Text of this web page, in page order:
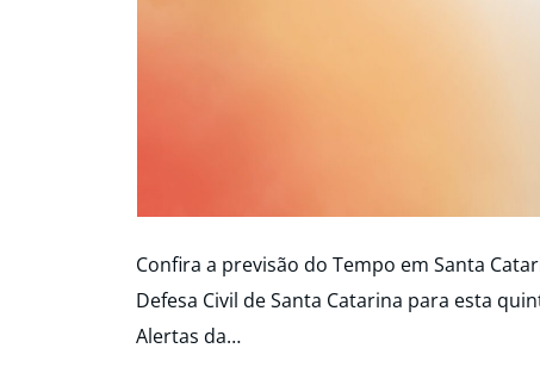
Confira a previsão do Tempo em Santa
Defesa Civil de Santa Catarina para esta
Alertas da…